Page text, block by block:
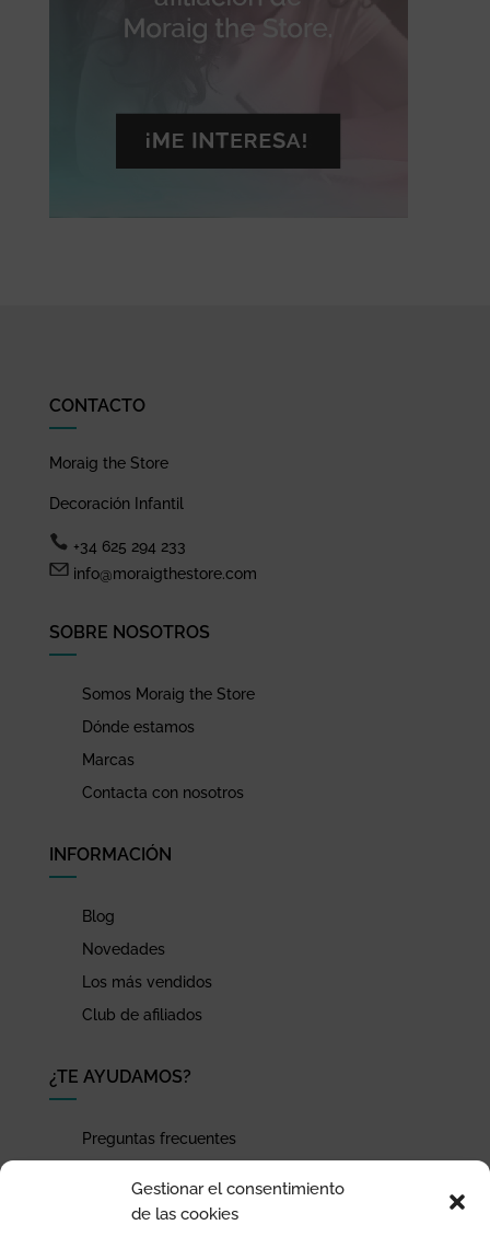
Gestionar el consentimiento
de las cookies
CONTACTO
Moraig the Store
Decoración Infantil
+34 625 294 233
info@moraigthestore.com
SOBRE NOSOTROS
Somos Moraig the Store
Dónde estamos
Marcas
Contacta con nosotros
INFORMACIÓN
Blog
Novedades
Los más vendidos
Club de afiliados
¿TE AYUDAMOS?
Preguntas frecuentes
Pago seguro